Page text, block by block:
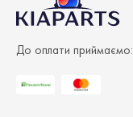
До оплати приймаємо: